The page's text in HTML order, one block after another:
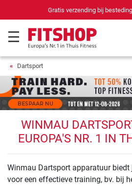
Gratis verzending bij
Dartsport
WINMAU
EUROPA'S NR. 1 IN
Winmau Dartsport apparatuur biedt
voor een effectieve training, bv. bij